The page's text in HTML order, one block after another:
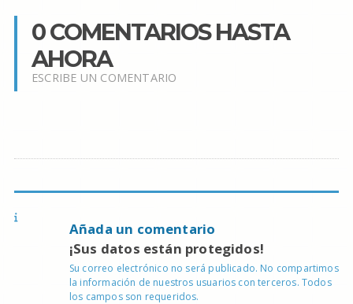
0 COMENTARIOS HASTA
AHORA
ESCRIBE UN COMENTARIO
Añada un comentario
¡Sus datos están protegidos!
Su correo electrónico no será publicado. No compartimos
la información de nuestros usuarios con terceros. Todos
los campos son requeridos.